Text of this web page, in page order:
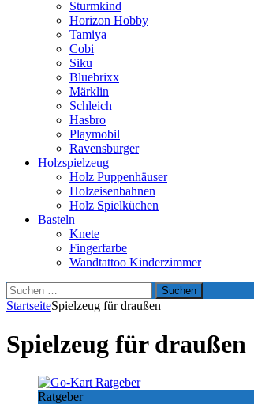
Sturmkind
Horizon Hobby
Tamiya
Cobi
Siku
Bluebrixx
Märklin
Schleich
Hasbro
Playmobil
Ravensburger
Holzspielzeug
Holz Puppenhäuser
Holzeisenbahnen
Holz Spielküchen
Basteln
Knete
Fingerfarbe
Wandtattoo Kinderzimmer
Suchen
nach:
StartseiteSpielzeug für draußen
Spielzeug für draußen
Ratgeber